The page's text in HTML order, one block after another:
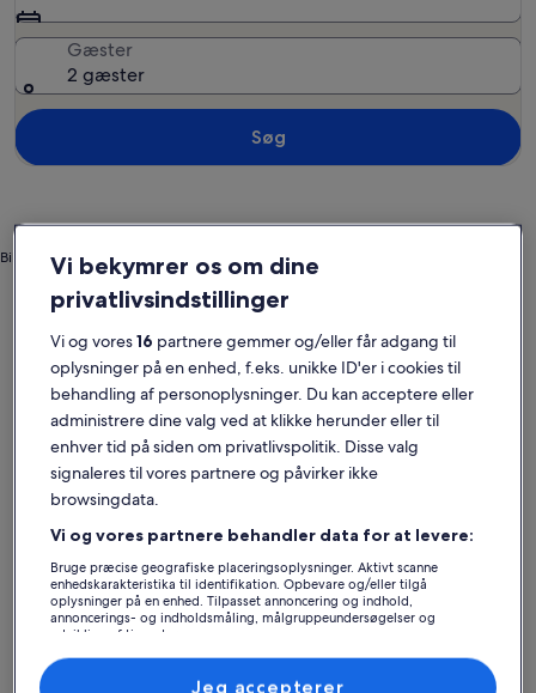
Billede taget af Casper Johannisson
Gæster
2 gæster
Søg
Nordjylland Lejligheder i Jammerbugt Kommune
Populære byer i Jammerbugt Kommune
Blokhus
Blokhus
Blokhus Fjerritslev
Udforsk lejligheder i
Vi bekymrer os om dine
privatlivsindstillinger
Vi og vores16 partnere gemmer og/eller får adgang til
oplysninger på en enhed, f.eks. unikke ID'er i cookies til
behandling af personoplysninger. Du kan acceptere eller
administrere dine valg ved at klikke herunder eller til
enhver tid på siden om privatlivspolitik. Disse valg
signaleres til vores partnere og påvirker ikke
browsingdata.
Vi og vores partnere behandler data for at levere:
Bruge præcise geografiske placeringsoplysninger. Aktivt scanne
enhedskarakteristika til identifikation. Opbevare og/eller tilgå
oplysninger på en enhed. Tilpasset annoncering og indhold,
annoncerings- og indholdsmåling, målgruppeundersøgelser og
udvikling af tjenester.
Liste over partnere (leverandører)
Jeg accepterer